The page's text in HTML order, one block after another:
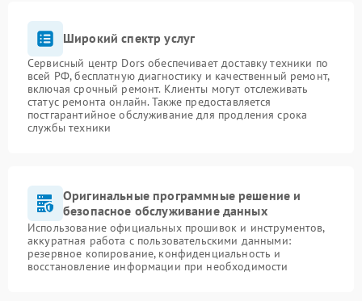
Широкий спектр услуг
Сервисный центр Dors обеспечивает доставку техники по
всей РФ, бесплатную диагностику и качественный ремонт,
включая срочный ремонт. Клиенты могут отслеживать
статус ремонта онлайн. Также предоставляется
постгарантийное обслуживание для продления срока
службы техники
Оригинальные программные решение и
безопасное обслуживание данных
Использование официальных прошивок и инструментов,
аккуратная работа с пользовательскими данными:
резервное копирование, конфиденциальность и
восстановление информации при необходимости